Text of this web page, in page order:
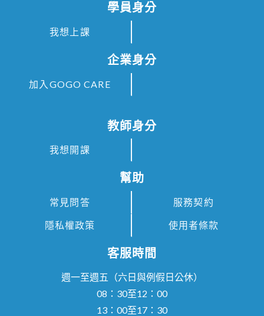
學員身分
我想上課
企業身分
加入GOGO CARE
教師身分
我想開課
幫助
常見問答 服務契約
隱私權政策 使用者條款
客服時間
週一至週五（六日與例假日公休）
08：30至12：00
13：00至17：30